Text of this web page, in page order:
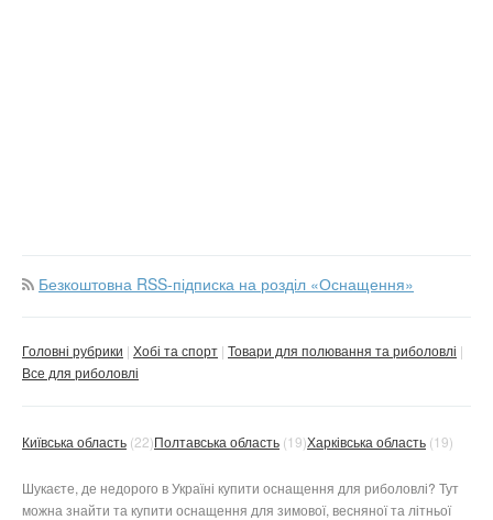
Безкоштовна RSS-підписка на розділ «Оснащення»
Головні рубрики Хобі та спорт Товари для полювання та риболовлі
Все для риболовлі
Київська область (22)Полтавська область (19)Харківська область (19)
Шукаєте, де недорого в Україні купити оснащення для риболовлі? Тут
можна знайти та купити оснащення для зимової, весняної та літньої